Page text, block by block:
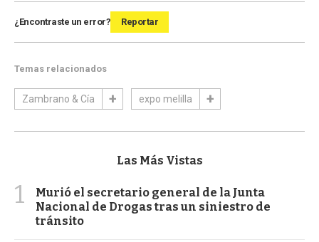
¿Encontraste un error? Reportar
Temas relacionados
Zambrano & Cía expo melilla
Las Más Vistas
1
Murió el secretario general de la Junta
Nacional de Drogas tras un siniestro de
tránsito